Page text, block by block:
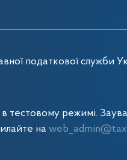
податкової служби
тестовому режимі.
на